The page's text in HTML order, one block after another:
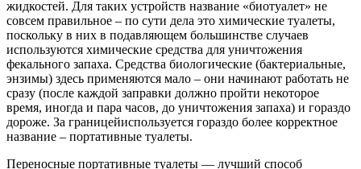
жидкостей. Для таких устройств название «биотуалет» не
совсем правильное – по сути дела это химические туалеты,
поскольку в них в подавляющем большинстве случаев
используются химические средства для уничтожения
фекального запаха. Средства биологические (бактериальные,
энзимы) здесь применяются мало – они начинают работать не
сразу (после каждой заправки должно пройти некоторое
время, иногда и пара часов, до уничтожения запаха) и гораздо
дороже. За границейиспользуется гораздо более корректное
название – портативные туалеты.
Переносные портативные туалеты — лучший способ